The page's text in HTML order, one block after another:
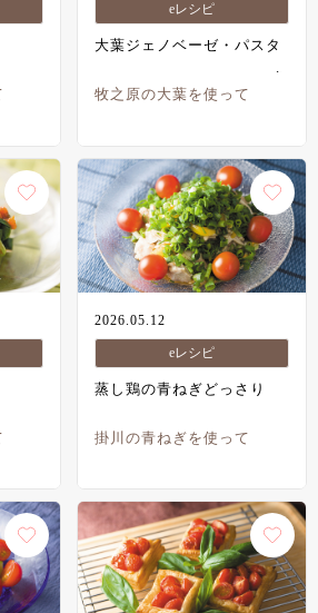
eレシピ
大葉ジェノベーゼ・パスタ
牧之原の大葉を使って
2026.05.12
eレシピ
蒸し鶏の青ねぎどっさり
掛川の青ねぎを使って